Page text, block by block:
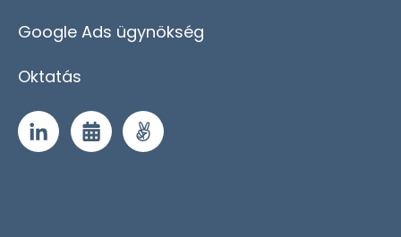
Google Ads ügynökség
Oktatás